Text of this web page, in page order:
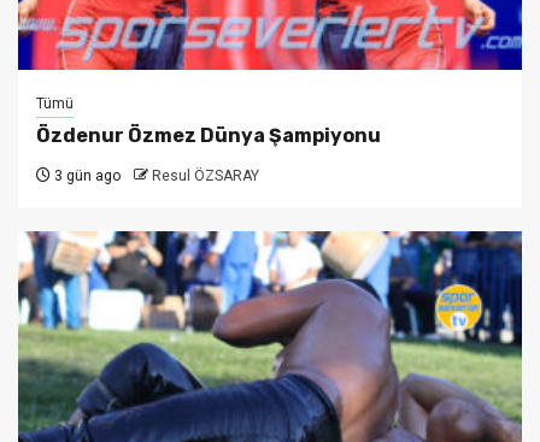
Tümü
Özdenur Özmez Dünya Şampiyonu
3 gün ago Resul ÖZSARAY